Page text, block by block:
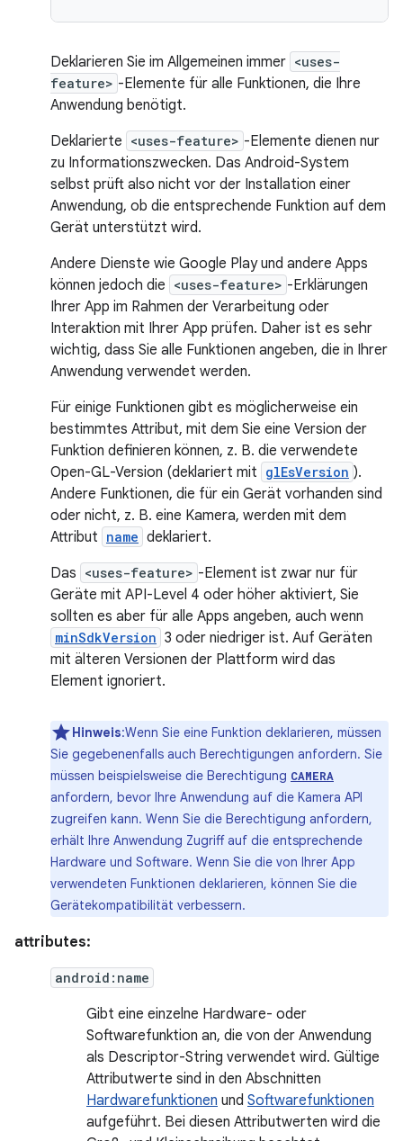
Deklarieren Sie im Allgemeinen immer <uses-
feature> -Elemente für alle Funktionen, die Ihre
Anwendung benötigt.
Deklarierte <uses-feature> -Elemente dienen nur
zu Informationszwecken. Das Android-System
selbst prüft also nicht vor der Installation einer
Anwendung, ob die entsprechende Funktion auf dem
Gerät unterstützt wird.
Andere Dienste wie Google Play und andere Apps
können jedoch die <uses-feature> -Erklärungen
Ihrer App im Rahmen der Verarbeitung oder
Interaktion mit Ihrer App prüfen. Daher ist es sehr
wichtig, dass Sie alle Funktionen angeben, die in Ihrer
Anwendung verwendet werden.
Für einige Funktionen gibt es möglicherweise ein
bestimmtes Attribut, mit dem Sie eine Version der
Funktion definieren können, z. B. die verwendete
Open-GL-Version (deklariert mit glEsVersion ).
Andere Funktionen, die für ein Gerät vorhanden sind
oder nicht, z. B. eine Kamera, werden mit dem
Attribut name deklariert.
Das <uses-feature> -Element ist zwar nur für
Geräte mit API-Level 4 oder höher aktiviert, Sie
sollten es aber für alle Apps angeben, auch wenn
minSdkVersion 3 oder niedriger ist. Auf Geräten
mit älteren Versionen der Plattform wird das
Element ignoriert.
Hinweis:Wenn Sie eine Funktion deklarieren, müssen
Sie gegebenenfalls auch Berechtigungen anfordern. Sie
müssen beispielsweise die Berechtigung CAMERA
anfordern, bevor Ihre Anwendung auf die Kamera API
zugreifen kann. Wenn Sie die Berechtigung anfordern,
erhält Ihre Anwendung Zugriff auf die entsprechende
Hardware und Software. Wenn Sie die von Ihrer App
verwendeten Funktionen deklarieren, können Sie die
Gerätekompatibilität verbessern.
attributes:
android:name
Gibt eine einzelne Hardware- oder
Softwarefunktion an, die von der Anwendung
als Descriptor-String verwendet wird. Gültige
Attributwerte sind in den Abschnitten
Hardwarefunktionen und Softwarefunktionen
aufgeführt. Bei diesen Attributwerten wird die